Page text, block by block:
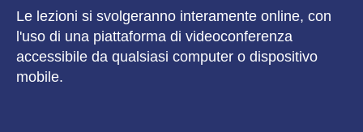
Le lezioni si svolgeranno interamente online, con
l'uso di una piattaforma di videoconferenza
accessibile da qualsiasi computer o dispositivo
mobile.